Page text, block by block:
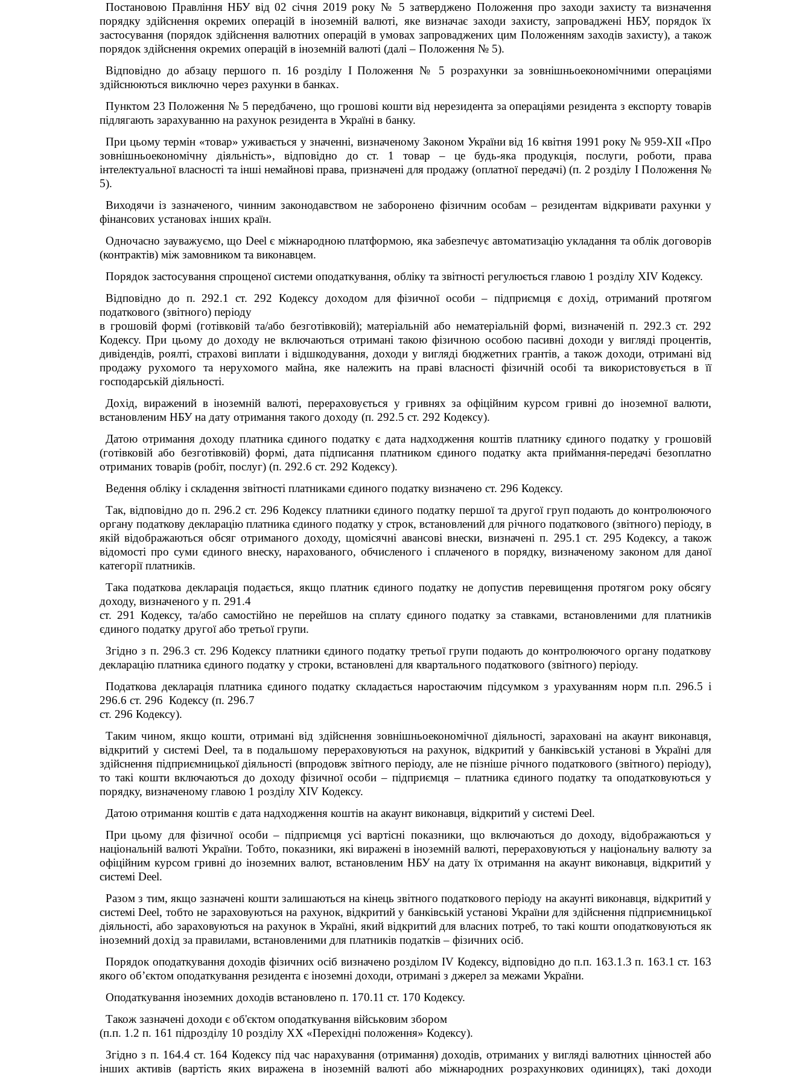
Постановою Правління НБУ від 02 січня 2019 року № 5 затверджено Положення про заходи захисту та визначення
порядку здійснення окремих операцій в іноземній валюті, яке визначає заходи захисту, запроваджені НБУ, порядок їх
застосування (порядок здійснення валютних операцій в умовах запроваджених цим Положенням заходів захисту), а також
порядок здійснення окремих операцій в іноземній валюті (далі – Положення № 5).
Відповідно до абзацу першого п. 16 розділу I Положення № 5 розрахунки за зовнішньоекономічними операціями
здійснюються виключно через рахунки в банках.
Пунктом 23 Положення № 5 передбачено, що грошові кошти від нерезидента за операціями резидента з експорту товарів
підлягають зарахуванню на рахунок резидента в Україні в банку.
При цьому термін «товар» уживається у значенні, визначеному Законом України від 16 квітня 1991 року № 959-XII «Про
зовнішньоекономічну діяльність», відповідно до ст. 1 товар – це будь-яка продукція, послуги, роботи, права
інтелектуальної власності та інші немайнові права, призначені для продажу (оплатної передачі) (п. 2 розділу I Положення №
5).
Виходячи із зазначеного, чинним законодавством не заборонено фізичним особам – резидентам відкривати рахунки у
фінансових установах інших країн.
Одночасно зауважуємо, що Deel є міжнародною платформою, яка забезпечує автоматизацію укладання та облік договорів
(контрактів) між замовником та виконавцем.
Порядок застосування спрощеної системи оподаткування, обліку та звітності регулюється главою 1 розділу XIV Кодексу.
Відповідно до п. 292.1 ст. 292 Кодексу доходом для фізичної особи – підприємця є дохід, отриманий протягом
податкового (звітного) періоду
в грошовій формі (готівковій та/або безготівковій); матеріальній або нематеріальній формі, визначеній п. 292.3 ст. 292
Кодексу. При цьому до доходу не включаються отримані такою фізичною особою пасивні доходи у вигляді процентів,
дивідендів, роялті, страхові виплати і відшкодування, доходи у вигляді бюджетних грантів, а також доходи, отримані від
продажу рухомого та нерухомого майна, яке належить на праві власності фізичній особі та використовується в її
господарській діяльності.
Дохід, виражений в іноземній валюті, перераховується у гривнях за офіційним курсом гривні до іноземної валюти,
встановленим НБУ на дату отримання такого доходу (п. 292.5 ст. 292 Кодексу).
Датою отримання доходу платника єдиного податку є дата надходження коштів платнику єдиного податку у грошовій
(готівковій або безготівковій) формі, дата підписання платником єдиного податку акта приймання-передачі безоплатно
отриманих товарів (робіт, послуг) (п. 292.6 ст. 292 Кодексу).
Ведення обліку і складення звітності платниками єдиного податку визначено ст. 296 Кодексу.
Так, відповідно до п. 296.2 ст. 296 Кодексу платники єдиного податку першої та другої груп подають до контролюючого
органу податкову декларацію платника єдиного податку у строк, встановлений для річного податкового (звітного) періоду, в
якій відображаються обсяг отриманого доходу, щомісячні авансові внески, визначені п. 295.1 ст. 295 Кодексу, а також
відомості про суми єдиного внеску, нарахованого, обчисленого і сплаченого в порядку, визначеному законом для даної
категорії платників.
Така податкова декларація подається, якщо платник єдиного податку не допустив перевищення протягом року обсягу
доходу, визначеного у п. 291.4
ст. 291 Кодексу, та/або самостійно не перейшов на сплату єдиного податку за ставками, встановленими для платників
єдиного податку другої або третьої групи.
Згідно з п. 296.3 ст. 296 Кодексу платники єдиного податку третьої групи подають до контролюючого органу податкову
декларацію платника єдиного податку у строки, встановлені для квартального податкового (звітного) періоду.
Податкова декларація платника єдиного податку складається наростаючим підсумком з урахуванням норм п.п. 296.5 і
296.6 ст. 296 Кодексу (п. 296.7
ст. 296 Кодексу).
Таким чином, якщо кошти, отримані від здійснення зовнішньоекономічної діяльності, зараховані на акаунт виконавця,
відкритий у системі Deel, та в подальшому перераховуються на рахунок, відкритий у банківській установі в Україні для
здійснення підприємницької діяльності (впродовж звітного періоду, але не пізніше річного податкового (звітного) періоду),
то такі кошти включаються до доходу фізичної особи – підприємця – платника єдиного податку та оподатковуються у
порядку, визначеному главою 1 розділу XIV Кодексу.
Датою отримання коштів є дата надходження коштів на акаунт виконавця, відкритий у системі Deel.
При цьому для фізичної особи – підприємця усі вартісні показники, що включаються до доходу, відображаються у
національній валюті України. Тобто, показники, які виражені в іноземній валюті, перераховуються у національну валюту за
офіційним курсом гривні до іноземних валют, встановленим НБУ на дату їх отримання на акаунт виконавця, відкритий у
системі Deel.
Разом з тим, якщо зазначені кошти залишаються на кінець звітного податкового періоду на акаунті виконавця, відкритий у
системі Deel, тобто не зараховуються на рахунок, відкритий у банківській установі України для здійснення підприємницької
діяльності, або зараховуються на рахунок в Україні, який відкритий для власних потреб, то такі кошти оподатковуються як
іноземний дохід за правилами, встановленими для платників податків – фізичних осіб.
Порядок оподаткування доходів фізичних осіб визначено розділом ІV Кодексу, відповідно до п.п. 163.1.3 п. 163.1 ст. 163
якого об’єктом оподаткування резидента є іноземні доходи, отримані з джерел за межами України.
Оподаткування іноземних доходів встановлено п. 170.11 ст. 170 Кодексу.
Також зазначені доходи є об'єктом оподаткування військовим збором
(п.п. 1.2 п. 161 підрозділу 10 розділу XX «Перехідні положення» Кодексу).
Згідно з п. 164.4 ст. 164 Кодексу під час нарахування (отримання) доходів, отриманих у вигляді валютних цінностей або
інших активів (вартість яких виражена в іноземній валюті або міжнародних розрахункових одиницях), такі доходи